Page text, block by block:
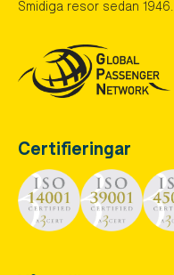
Smidiga resor sedan 1946.
Certifieringar